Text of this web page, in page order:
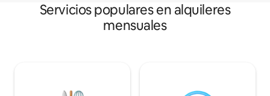
Servicios populares en alquileres
mensuales